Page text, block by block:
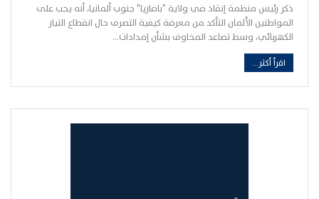
ذكر رئيس منظمة إنقاذ في ولاية "بافاريا" جنوب ألمانيا، أنه يجب على
المواطنين الألمان التأكد من معرفة كيفية التصرف حال انقطاع التيار
الكهربائي، وسط تصاعد المخاوف بشأن إمدادات…
اقرأ أكثر...